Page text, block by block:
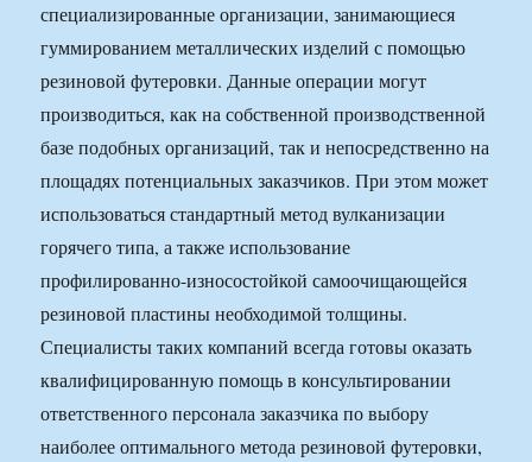
специализированные организации, занимающиеся
гуммированием металлических изделий с помощью
резиновой футеровки. Данные операции могут
производиться, как на собственной производственной
базе подобных организаций, так и непосредственно на
площадях потенциальных заказчиков. При этом может
использоваться стандартный метод вулканизации
горячего типа, а также использование
профилированно-износостойкой самоочищающейся
резиновой пластины необходимой толщины.
Специалисты таких компаний всегда готовы оказать
квалифицированную помощь в консультировании
ответственного персонала заказчика по выбору
наиболее оптимального метода резиновой футеровки,